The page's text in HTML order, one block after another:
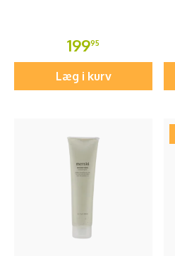
19995
Læg i kurv